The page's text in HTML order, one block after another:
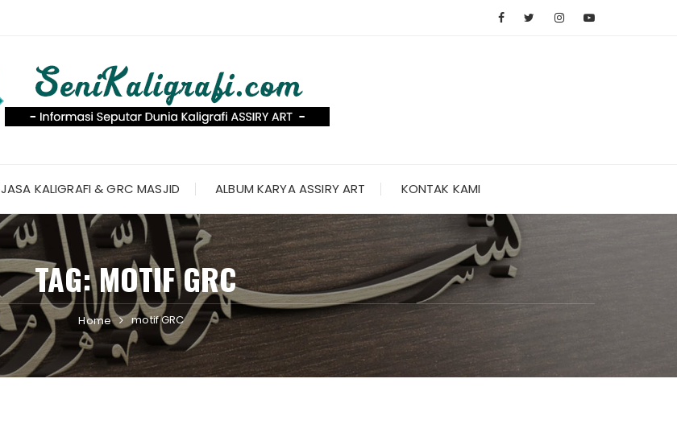
JASA KALIGRAFI & GRC MASJID ALBUM KARYA ASSIRY ART KONTAK KAMI
TAG:MOTIF GRC
Home motif GRC